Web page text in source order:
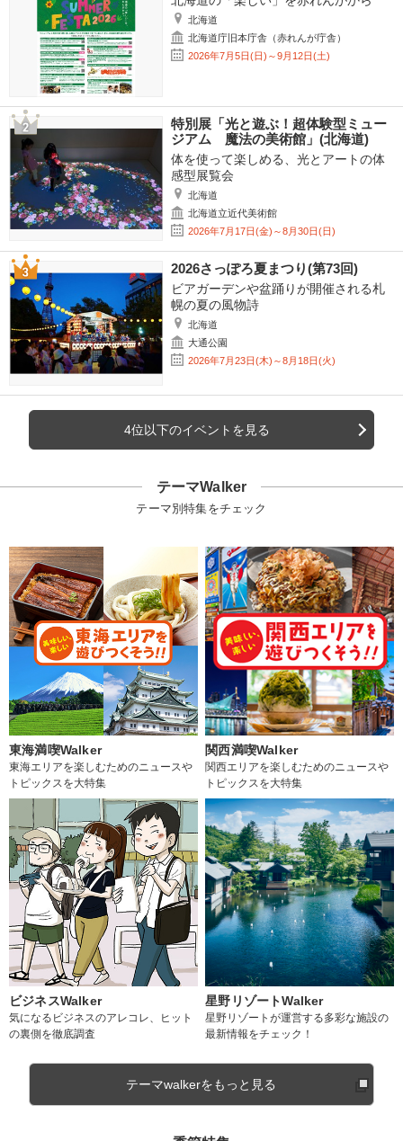
北海道
北海道庁旧本庁舎（赤れんが庁舎）
2026年7月5日(日)～9月12日(土)
特別展「光と遊ぶ！超体験型ミュー
ジアム 魔法の美術館」(北海道)
体を使って楽しめる、光とアートの体
感型展覧会
北海道
北海道立近代美術館
2026年7月17日(金)～8月30日(日)
2026さっぽろ夏まつり(第73回)
ビアガーデンや盆踊りが開催される札
幌の夏の風物詩
北海道
大通公園
2026年7月23日(木)～8月18日(火)
4位以下のイベントを見る
テーマWalker
テーマ別特集をチェック
東海満喫Walker
東海エリアを楽しむためのニュースや
トピックスを大特集
関西満喫Walker
関西エリアを楽しむためのニュースや
トピックスを大特集
ビジネスWalker
気になるビジネスのアレコレ、ヒット
の裏側を徹底調査
星野リゾートWalker
星野リゾートが運営する多彩な施設の
最新情報をチェック！
テーマwalkerをもっと見る